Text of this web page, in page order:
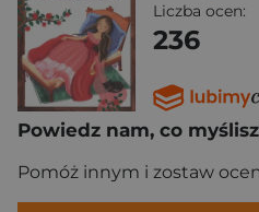
Liczba ocen:
236
Powiedz nam, co
Pomóż innym i zostaw